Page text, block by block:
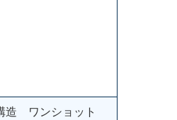
ワンショット